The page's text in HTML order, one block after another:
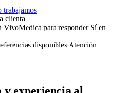
trabajamos
VivoMedica para responder Sí en
disponibles Atención
y experiencia al